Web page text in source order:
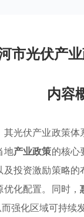
市光伏产
内容
光伏产业政策体
地产业政策的核心
投资激励策略
优化配置。同时，
强化区域可持续